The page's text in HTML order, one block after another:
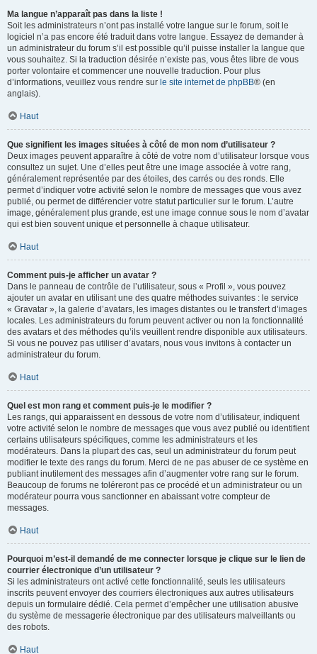
Ma langue n’apparaît pas dans la liste !
Soit les administrateurs n’ont pas installé votre langue sur le forum, soit le
logiciel n’a pas encore été traduit dans votre langue. Essayez de demander à
un administrateur du forum s’il est possible qu’il puisse installer la langue que
vous souhaitez. Si la traduction désirée n’existe pas, vous êtes libre de vous
porter volontaire et commencer une nouvelle traduction. Pour plus
d’informations, veuillez vous rendre sur le site internet de phpBB® (en
anglais).
Haut
Que signifient les images situées à côté de mon nom d’utilisateur ?
Deux images peuvent apparaître à côté de votre nom d’utilisateur lorsque vous
consultez un sujet. Une d’elles peut être une image associée à votre rang,
généralement représentée par des étoiles, des carrés ou des ronds. Elle
permet d’indiquer votre activité selon le nombre de messages que vous avez
publié, ou permet de différencier votre statut particulier sur le forum. L’autre
image, généralement plus grande, est une image connue sous le nom d’avatar
qui est bien souvent unique et personnelle à chaque utilisateur.
Haut
Comment puis-je afficher un avatar ?
Dans le panneau de contrôle de l’utilisateur, sous « Profil », vous pouvez
ajouter un avatar en utilisant une des quatre méthodes suivantes : le service
« Gravatar », la galerie d’avatars, les images distantes ou le transfert d’images
locales. Les administrateurs du forum peuvent activer ou non la fonctionnalité
des avatars et des méthodes qu’ils veuillent rendre disponible aux utilisateurs.
Si vous ne pouvez pas utiliser d’avatars, nous vous invitons à contacter un
administrateur du forum.
Haut
Quel est mon rang et comment puis-je le modifier ?
Les rangs, qui apparaissent en dessous de votre nom d’utilisateur, indiquent
votre activité selon le nombre de messages que vous avez publié ou identifient
certains utilisateurs spécifiques, comme les administrateurs et les
modérateurs. Dans la plupart des cas, seul un administrateur du forum peut
modifier le texte des rangs du forum. Merci de ne pas abuser de ce système en
publiant inutilement des messages afin d’augmenter votre rang sur le forum.
Beaucoup de forums ne toléreront pas ce procédé et un administrateur ou un
modérateur pourra vous sanctionner en abaissant votre compteur de
messages.
Haut
Pourquoi m’est-il demandé de me connecter lorsque je clique sur le lien de
courrier électronique d’un utilisateur ?
Si les administrateurs ont activé cette fonctionnalité, seuls les utilisateurs
inscrits peuvent envoyer des courriers électroniques aux autres utilisateurs
depuis un formulaire dédié. Cela permet d’empêcher une utilisation abusive
du système de messagerie électronique par des utilisateurs malveillants ou
des robots.
Haut